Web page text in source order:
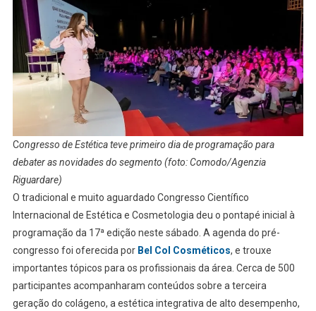
Congresso de Estética teve primeiro dia de programação para
debater as novidades do segmento (foto: Comodo/Agenzia
Riguardare)
O tradicional e muito aguardado Congresso Científico
Internacional de Estética e Cosmetologia deu o pontapé inicial à
programação da 17ª edição neste sábado. A agenda do pré-
congresso foi oferecida por Bel Col Cosméticos, e trouxe
importantes tópicos para os profissionais da área. Cerca de 500
participantes acompanharam conteúdos sobre a terceira
geração do colágeno, a estética integrativa de alto desempenho,